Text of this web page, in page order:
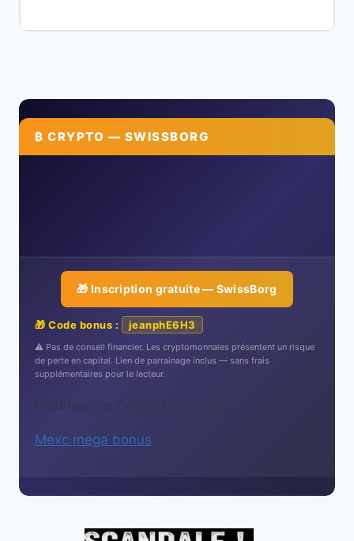
₿ CRYPTO — SWISSBORG
🎁 Inscription gratuite — SwissBorg
🎁 Code bonus : jeanphE6H3
⚠️ Pas de conseil financier. Les cryptomonnaies présentent un risque
de perte en capital. Lien de parrainage inclus — sans frais
supplémentaires pour le lecteur.
Platefporme Crypto partenaire
Mexc mega bonus